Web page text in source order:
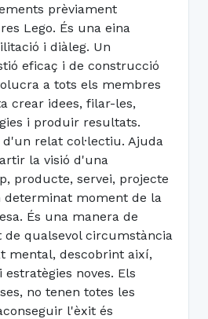
prèviament
Lego. És una eina
i diàleg. Un
eficaç i de construcció
a tots els membres
crear idees, filar-les,
i produir resultats.
relat col·lectiu. Ajuda
la visió d'una
producte, servei, projecte
determinat moment de la
És una manera de
qualsevol circumstància
mental, descobrint així,
noves. Els
no tenen totes les
l'èxit és